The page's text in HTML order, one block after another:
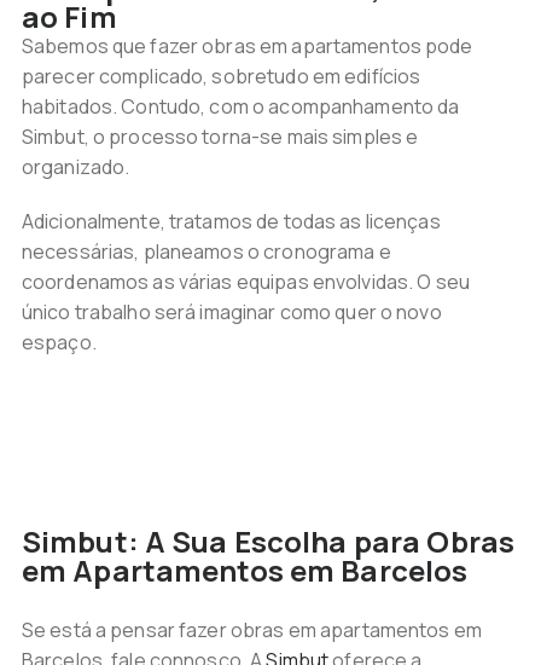
ao Fim
Sabemos que fazer obras em apartamentos pode
parecer complicado, sobretudo em edifícios
habitados. Contudo, com o acompanhamento da
Simbut, o processo torna-se mais simples e
organizado.
Adicionalmente, tratamos de todas as licenças
necessárias, planeamos o cronograma e
coordenamos as várias equipas envolvidas. O seu
único trabalho será imaginar como quer o novo
espaço.
Simbut: A Sua Escolha para Obras
em Apartamentos em Barcelos
Se está a pensar fazer obras em apartamentos em